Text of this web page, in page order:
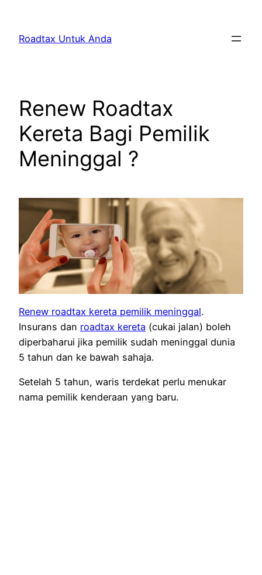
content
Roadtax Untuk Anda
Renew Roadtax
Kereta Bagi Pemilik
Meninggal ?
Renew roadtax kereta pemilik meninggal.
Insurans dan roadtax kereta (cukai jalan) boleh
diperbaharui jika pemilik sudah meninggal dunia
5 tahun dan ke bawah sahaja.
Setelah 5 tahun, waris terdekat perlu menukar
nama pemilik kenderaan yang baru.